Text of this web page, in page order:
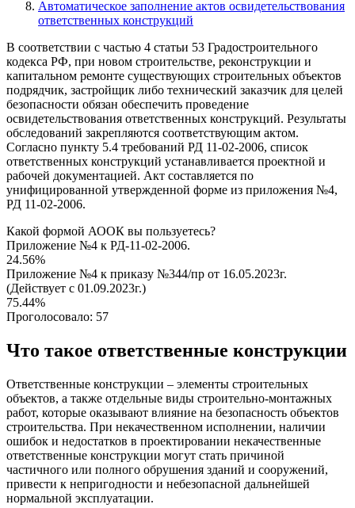
Автоматическое заполнение актов освидетельствования
ответственных конструкций
В соответствии с частью 4 статьи 53 Градостроительного
кодекса РФ, при новом строительстве, реконструкции и
капитальном ремонте существующих строительных объектов
подрядчик, застройщик либо технический заказчик для целей
безопасности обязан обеспечить проведение
освидетельствования ответственных конструкций. Результаты
обследований закрепляются соответствующим актом.
Согласно пункту 5.4 требований РД 11-02-2006, список
ответственных конструкций устанавливается проектной и
рабочей документацией. Акт составляется по
унифицированной утвержденной форме из приложения №4,
РД 11-02-2006.
Какой формой АООК вы пользуетесь?
Приложение №4 к РД-11-02-2006.
24.56%
Приложение №4 к приказу №344/пр от 16.05.2023г.
(Действует с 01.09.2023г.)
75.44%
Проголосовало: 57
Что такое ответственные конструкции
Ответственные конструкции – элементы строительных
объектов, а также отдельные виды строительно-монтажных
работ, которые оказывают влияние на безопасность объектов
строительства. При некачественном исполнении, наличии
ошибок и недостатков в проектировании некачественные
ответственные конструкции могут стать причиной
частичного или полного обрушения зданий и сооружений,
привести к непригодности и небезопасной дальнейшей
нормальной эксплуатации.